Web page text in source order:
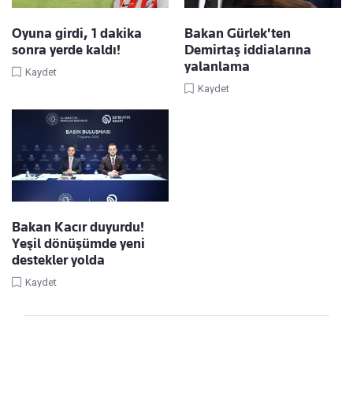
Oyuna girdi, 1 dakika
sonra yerde kaldı!
Kaydet
Bakan Gürlek'ten
Demirtaş iddialarına
yalanlama
Kaydet
Bakan Kacır duyurdu!
Yeşil dönüşümde yeni
destekler yolda
Kaydet